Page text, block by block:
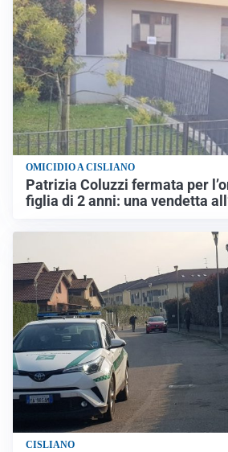
OMICIDIO A CISLIANO
Patrizia Coluzzi fermata per
figlia di 2 anni: una vendetta
CISLIANO